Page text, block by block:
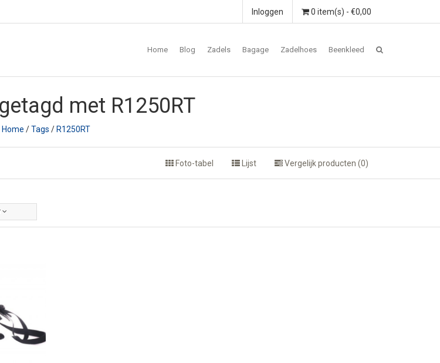
0 item(s) - €0,00
Inloggen
Home Blog Zadels Bagage Zadelhoes Beenkleed
met R1250RT
Home /Tags /R1250RT
Foto-tabel Lijst Vergelijk producten (0)